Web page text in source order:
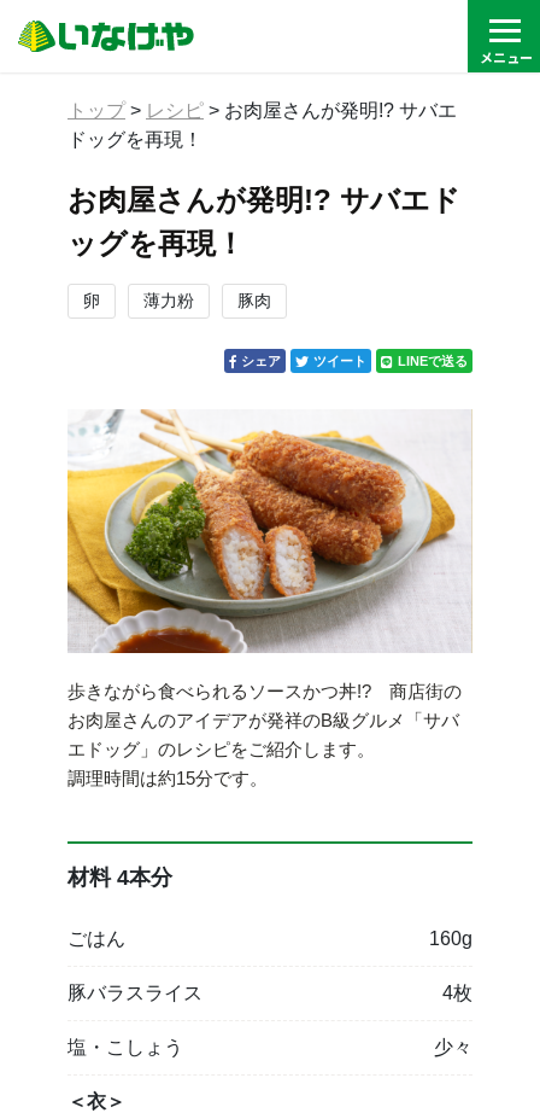
トップ > レシピ > お肉屋さんが発明!? サバエ
ドッグを再現！
お肉屋さんが発明!? サバエド
ッグを再現！
卵 薄力粉 豚肉
シェア ツイート LINEで送る
歩きながら食べられるソースかつ丼!? 商店街の
お肉屋さんのアイデアが発祥のB級グルメ「サバ
エドッグ」のレシピをご紹介します。
調理時間は約15分です。
材料 4本分
ごはん 160g
豚バラスライス 4枚
塩・こしょう 少々
＜衣＞